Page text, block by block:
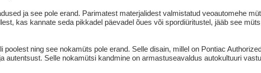
ja see pole erand. Parimatest materjalidest valmistatud veoautomehe
kas kannate seda pikkadel päevadel õues või spordiüritustel, jääb see
ning see nokamüts pole erand. Selle disain, millel on Pontiac
autentsust. Selle nokamütsi kandmine on armastuseavaldus autokultuuri